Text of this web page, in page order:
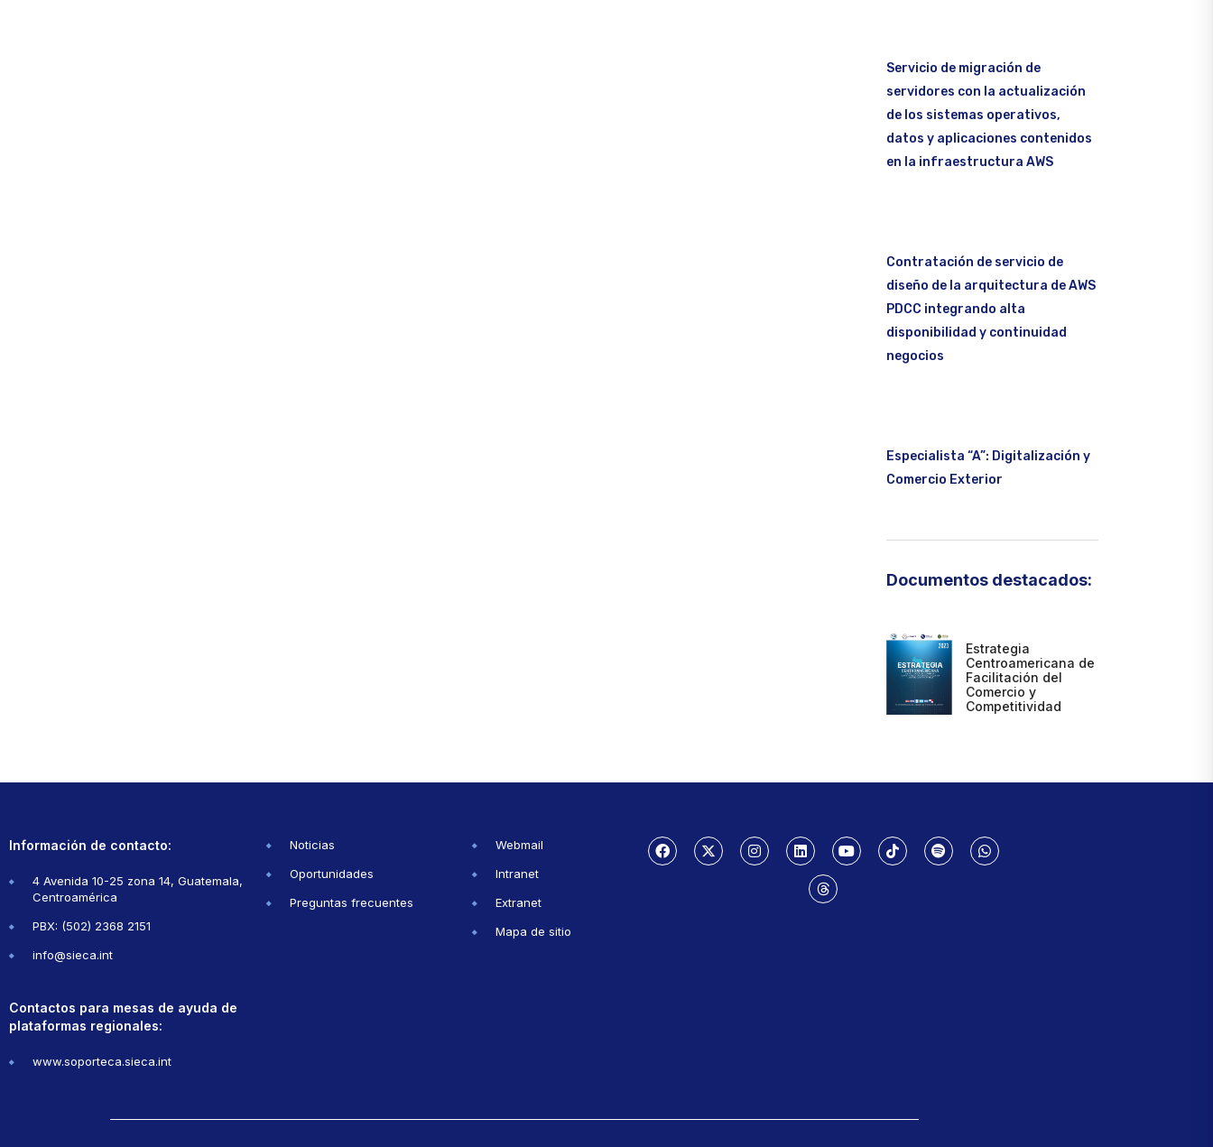
Servicio de migración de
servidores con la actualización
de los sistemas operativos,
datos y aplicaciones contenidos
en la infraestructura AWS
Contratación de servicio de
diseño de la arquitectura de AWS
PDCC integrando alta
disponibilidad y continuidad
negocios
Especialista “A”: Digitalización y
Comercio Exterior
Documentos destacados:
Estrategia
Centroamericana de
Facilitación del
Comercio y
Competitividad
Información de contacto:
4 Avenida 10-25 zona 14, Guatemala,
Centroamérica
PBX: (502) 2368 2151
info@sieca.int
Contactos para mesas de ayuda de
plataformas regionales:
www.soporteca.sieca.int
Noticias
Oportunidades
Preguntas frecuentes
Webmail
Intranet
Extranet
Mapa de sitio